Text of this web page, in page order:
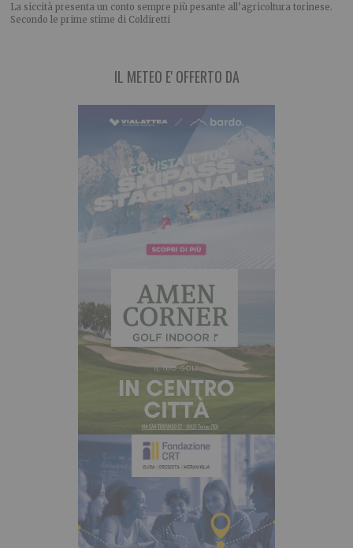
La siccità presenta un conto sempre più pesante all’agricoltura torinese.
Secondo le prime stime di Coldiretti
IL METEO E' OFFERTO DA